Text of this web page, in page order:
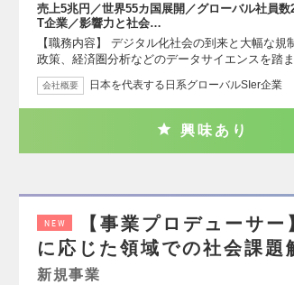
売上5兆円／世界55カ国展開／グローバル社員
T企業／影響力と社会…
【職務内容】 デジタル化社会の到来と大幅な
政策、経済圏分析などのデータサイエンスを踏
会社概要 日本を代表する日系グローバルSIer企業
興味あり
NEW
【事業プロデューサ
に応じた領域での社会課題
新規事業